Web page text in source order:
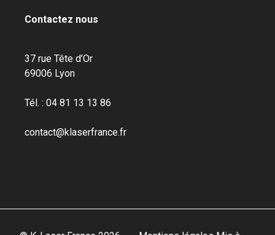
Contactez nous
37 rue Tête d’Or
69006 Lyon
Tél. : 04 81 13 13 86
contact@klaserfrance.fr